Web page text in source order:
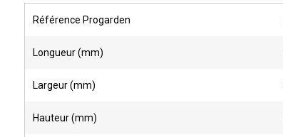
Référence Progarden
Longueur (mm)
Largeur (mm)
Hauteur (mm)